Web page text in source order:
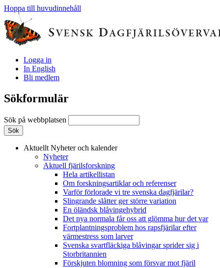
Hoppa till huvudinnehåll
Logga in
In English
Bli medlem
Sökformulär
Sök på webbplatsen
Aktuellt Nyheter och kalender
Nyheter
Aktuell fjärilsforskning
Hela artikellistan
Om forskningsartiklar och referenser
Varför förlorade vi tre svenska dagfjärilar?
Slingrande slåtter ger större variation
En öländsk blåvingehybrid
Det nya normala får oss att glömma hur det var
Fortplantningsproblem hos rapsfjärilar efter
värmestress som larver
Svenska svartfläckiga blåvingar sprider sig i
Storbritannien
Förskjuten blomning som försvar mot fjäril